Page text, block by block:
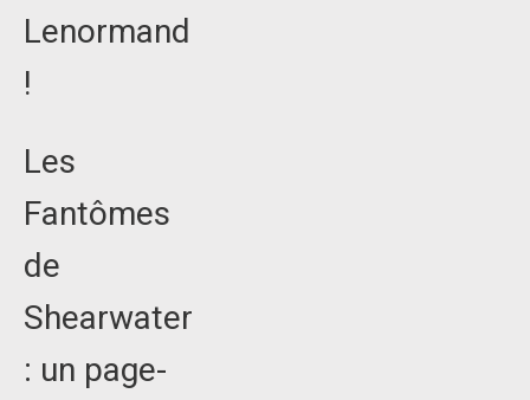
Lenormand
!
Les
Fantômes
de
Shearwater
: un page-